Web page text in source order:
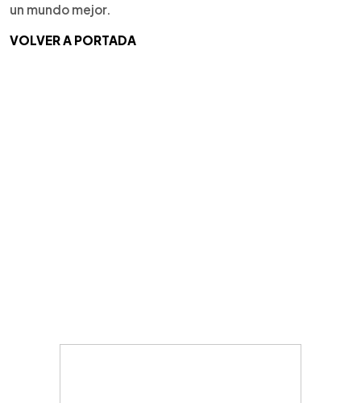
un mundo mejor.
VOLVER A PORTADA